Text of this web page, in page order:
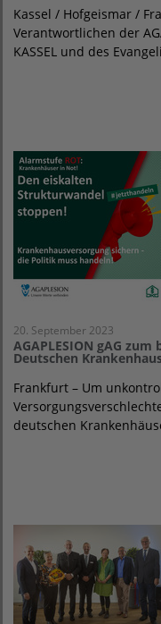
Kassel / Hofgeismar /
Verantwortlichen der
KASSEL und des
20. September 2023
AGAPLESION gAG
Deutschen
Frankfurt – Um
deutschen